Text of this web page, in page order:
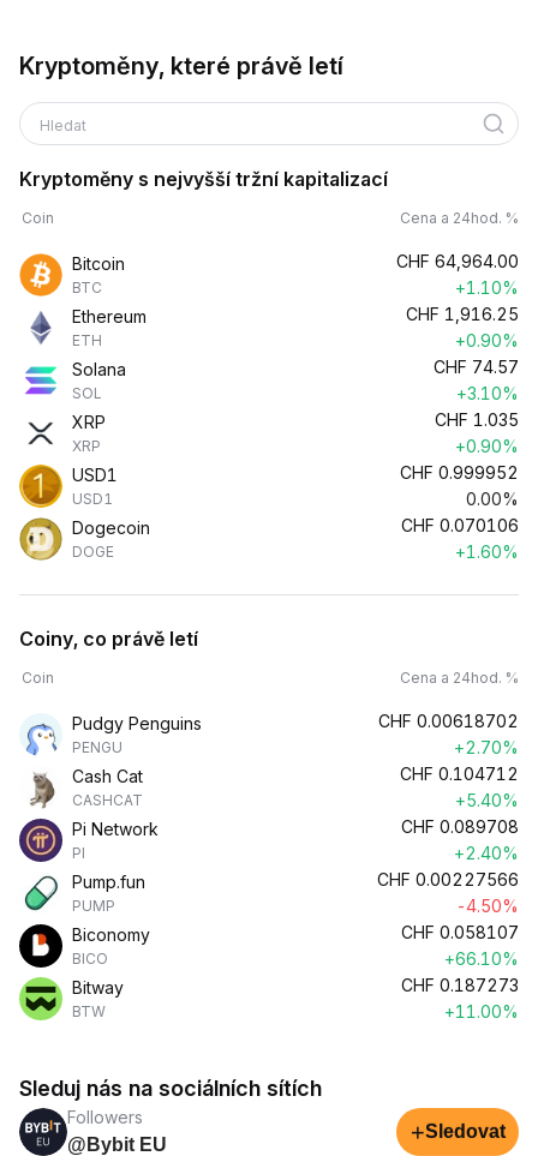
Kryptoměny, které právě letí
Hledat
Kryptoměny s nejvyšší tržní kapitalizací
Coin Cena a 24hod. %
Bitcoin
BTC
CHF 64,964.00
+1.10%
Ethereum
ETH
CHF 1,916.25
+0.90%
Solana
SOL
CHF 74.57
+3.10%
XRP
XRP
CHF 1.035
+0.90%
USD1
USD1
CHF 0.999952
0.00%
Dogecoin
DOGE
CHF 0.070106
+1.60%
Coiny, co právě letí
Coin Cena a 24hod. %
Pudgy Penguins
PENGU
CHF 0.00618702
+2.70%
Cash Cat
CASHCAT
CHF 0.104712
+5.40%
Pi Network
PI
CHF 0.089708
+2.40%
Pump.fun
PUMP
CHF 0.00227566
-4.50%
Biconomy
BICO
CHF 0.058107
+66.10%
Bitway
BTW
CHF 0.187273
+11.00%
Sleduj nás na sociálních sítích
Followers
@Bybit EU
+Sledovat